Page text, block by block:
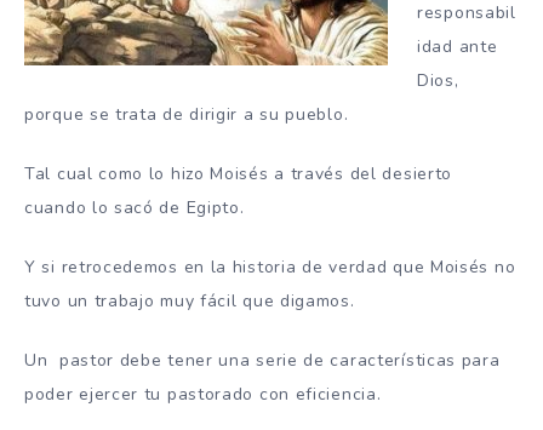
responsabil
idad ante
Dios,
porque se trata de dirigir a su pueblo.
Tal cual como lo hizo Moisés a través del desierto
cuando lo sacó de Egipto.
Y si retrocedemos en la historia de verdad que Moisés no
tuvo un trabajo muy fácil que digamos.
Un pastor debe tener una serie de características para
poder ejercer tu pastorado con eficiencia.